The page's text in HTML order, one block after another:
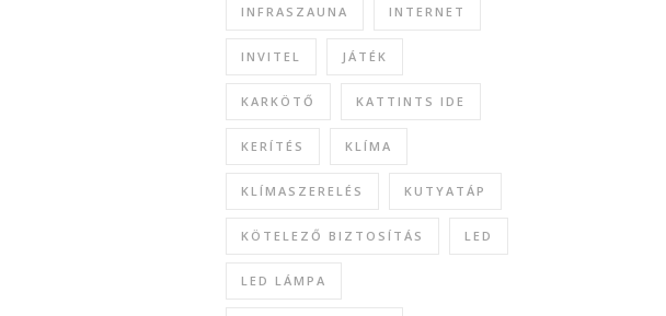
INFRASZAUNA INTERNET
INVITEL JÁTÉK
KARKÖTŐ KATTINTS IDE
KERÍTÉS KLÍMA
KLÍMASZERELÉS KUTYATÁP
KÖTELEZŐ BIZTOSÍTÁS LED
LED LÁMPA